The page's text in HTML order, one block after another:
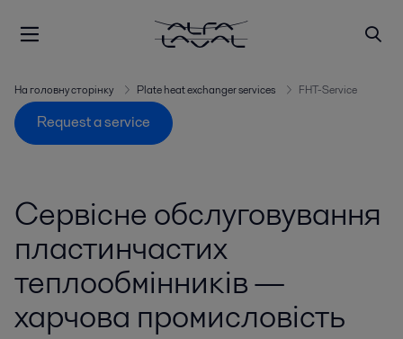
На головну сторінку Plate heat exchanger services FHT-Service
Request a service
Сервісне обслуговування
пластинчастих
теплообмінників —
харчова промисловість